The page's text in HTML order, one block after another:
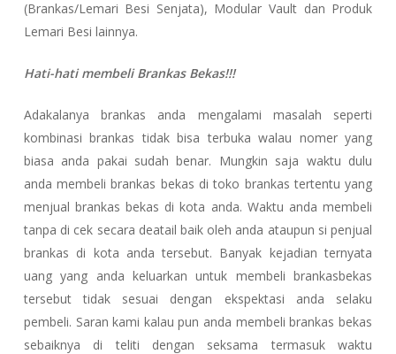
(Brankas/Lemari Besi Senjata), Modular Vault dan Produk
Lemari Besi lainnya.
Hati-hati membeli Brankas Bekas!!!
Adakalanya brankas anda mengalami masalah seperti
kombinasi brankas tidak bisa terbuka walau nomer yang
biasa anda pakai sudah benar. Mungkin saja waktu dulu
anda membeli brankas bekas di toko brankas tertentu yang
menjual brankas bekas di kota anda. Waktu anda membeli
tanpa di cek secara deatail baik oleh anda ataupun si penjual
brankas di kota anda tersebut. Banyak kejadian ternyata
uang yang anda keluarkan untuk membeli brankasbekas
tersebut tidak sesuai dengan ekspektasi anda selaku
pembeli. Saran kami kalau pun anda membeli brankas bekas
sebaiknya di teliti dengan seksama termasuk waktu